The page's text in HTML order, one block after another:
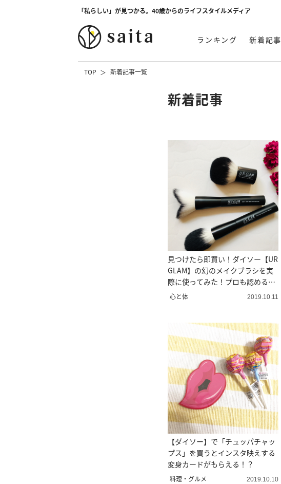
「私らしい」が見つかる。40歳からのライフスタイルメディア
ランキング 新着記事
TOP 新着記事一覧
新着記事
見つけたら即買い！ダイソー【UR
GLAM】の幻のメイクブラシを実
際に使ってみた！プロも認めるほ
ど！
心と体 2019.10.11
【ダイソー】で「チュッパチャッ
プス」を買うとインスタ映えする
変身カードがもらえる！？
料理・グルメ 2019.10.10